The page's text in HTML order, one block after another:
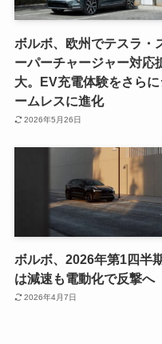
ボルボ、欧州でテスラ・
ーパーチャージャー対応
大。EV充電体験をさらに
ームレスに進化
2026年5月26日
ボルボ、2026年第1四半
は減速も電動化で反撃へ
2026年4月7日